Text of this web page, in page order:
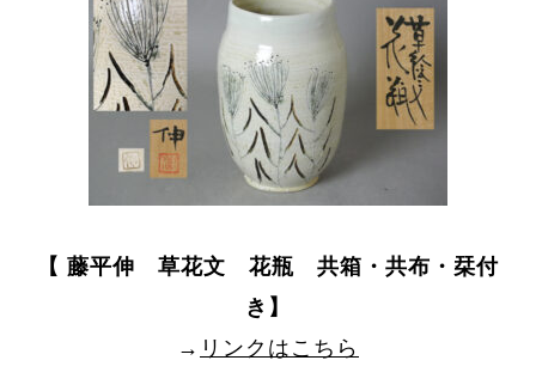
【 藤平伸 草花文 花瓶 共箱・共布・栞付
き】
→ リンクはこちら